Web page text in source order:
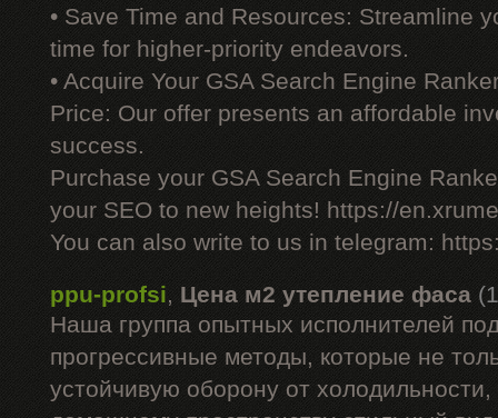
• Save Time and Resources: Streamline
time for higher-priority endeavors.
• Acquire Your GSA Search Engine
Price: Our offer presents an affordable
success.
Purchase your GSA Search Engine
your SEO to new heights! https://
You can also write to us in telegram:
ppu-profsi, Цена м2 утепление фаса
Наша группа опытных исполнителей
прогрессивные методы, которые не
устойчивую оборону от